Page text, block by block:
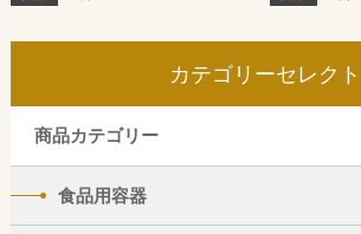
カテゴリーセレクト
商品カテゴリー
食品用容器